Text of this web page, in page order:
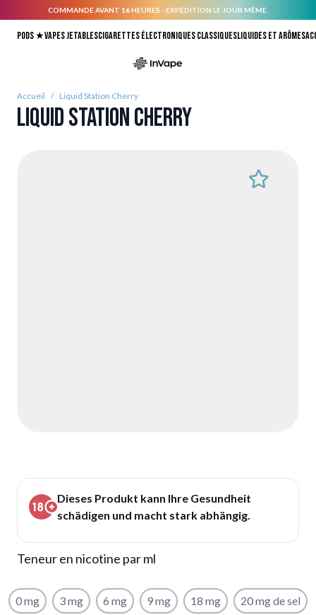
COMMANDE AVANT 16 HEURES - EXPÉDITION LE JOUR MÊME.
Pods ★Vapes jetablesCigarettes électroniques classiquesLiquides et arômes
Accueil / Liquid Station Cherry
Liquid Station Cherry
Dieses Produkt kann Ihre Gesundheit
schädigen und macht stark abhängig.
Teneur en nicotine par ml
0 mg 3 mg 6 mg 9 mg 18 mg 20 mg de sel